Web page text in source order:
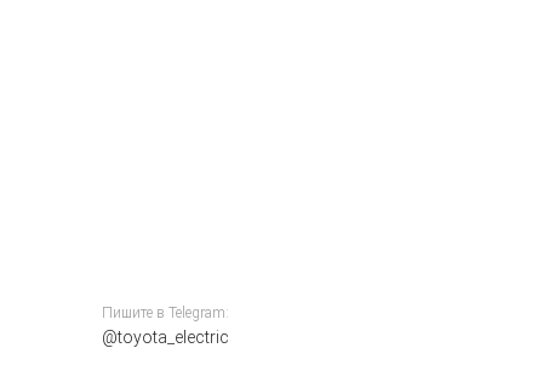
Пишите в Telegram:
@toyota_electric